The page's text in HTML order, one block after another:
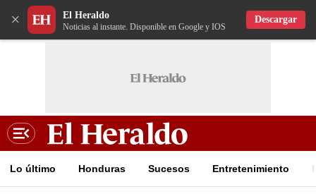
× El Heraldo
Noticias al instante. Disponible en Google y IOS
Descargar
Lo último Honduras Sucesos Entretenimiento